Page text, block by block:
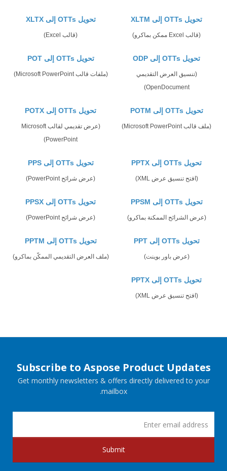
تحويل OTTs إلى XLTM
(قالب Excel ممكن بماكرو)
تحويل OTTs إلى XLTX
(قالب Excel)
تحويل OTTs إلى ODP
(تنسيق العرض التقديمي
OpenDocument)
تحويل OTTs إلى POT
(ملفات قالب Microsoft PowerPoint)
تحويل OTTs إلى POTM
(ملف قالب Microsoft PowerPoint)
تحويل OTTs إلى POTX
(عرض تقديمي لقالب Microsoft
PowerPoint)
تحويل OTTs إلى PPTX
(افتح تنسيق عرض XML)
تحويل OTTs إلى PPS
(عرض شرائح PowerPoint)
تحويل OTTs إلى PPSM
(عرض الشرائح الممكنة بماكرو)
تحويل OTTs إلى PPSX
(عرض شرائح PowerPoint)
تحويل OTTs إلى PPT
(عرض باور بوينت)
تحويل OTTs إلى PPTM
(ملف العرض التقديمي الممكّن بماكرو)
تحويل OTTs إلى PPTX
(افتح تنسيق عرض XML)
Subscribe to Aspose Product Updates
Get monthly newsletters & offers directly delivered to your
mailbox.
Submit